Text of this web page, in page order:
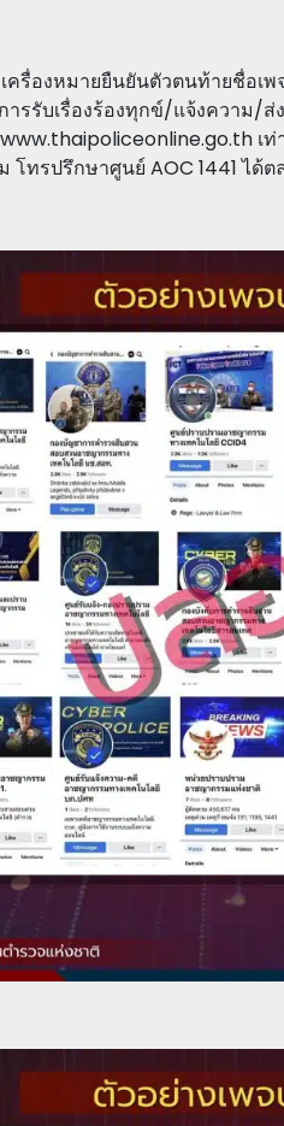
เครื่องหมายยืนยันตัวตนท้ายชื่อ
ารรับเรื่องร้องทุกข์/แจ้งความ/
เ
ทรปรึกษาศูนย์ AOC 1441 ได้ต